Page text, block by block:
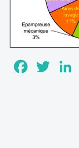
FacebookTwitter